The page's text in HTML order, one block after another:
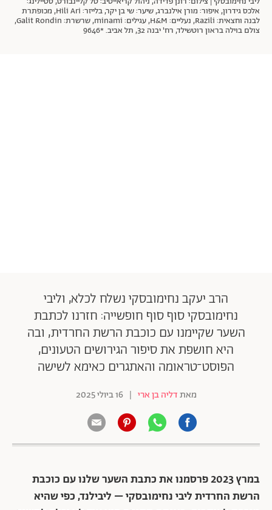
אלכס גידרון, איפור: מורן אילנברג, שיער: שי בן יקר, בלייזר: Hili Ari, מכופתרת
לבנה וחצאית: Razili, נעליים: H&M, עגילים: minami, שרשרת: Galit Rondin,
צולם בוילה בראון רוטשילד, רח' יבנה 32, תל אביב. *9646
הרב יעקב נחימובסקי נשלח לכלא, וליבי
נחימובסקי סוף סוף חופשייה: חזרנו לכתבת
השער שקיימנו עם כוכבת הרשת החרדית, ובה
היא חושפת את סיפור הגירושים הטעונים,
הפוסט־טראומה והאתגרים כאימא לשישה
מאתדליה בן ארי | 16 ביולי 2025
במרץ 2023 פרסמנו את כתבת השער שלנו עם כוכבת
הרשת החרדית ליבי נחימובסקי – ליבילנד, כפי שהיא